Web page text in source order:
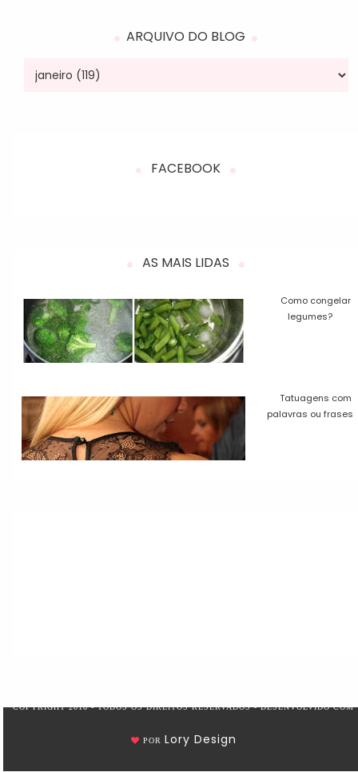
ARQUIVO DO BLOG
FACEBOOK
AS MAIS LIDAS
Como congelar
legumes?
Tatuagens com
palavras ou frases
COPYRIGHT 2018 - TODOS OS DIREITOS RESERVADOS - DESENVOLVIDO COM
POR Lory Design